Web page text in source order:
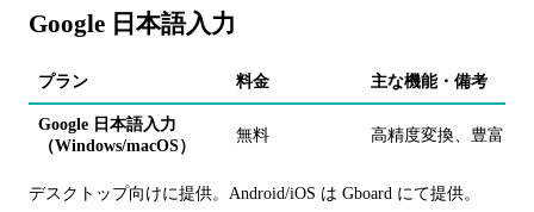
Google 日本語入力
プラン 料金 主な機能・備考
Google 日本語入力
（Windows/macOS）
無料 高精度変換、豊富な
デスクトップ向けに提供。Android/iOS は Gboard にて提供。